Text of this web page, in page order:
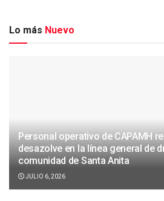
Lo más Nuevo
Personal operativo de CAPAMH
desazolve en la línea general de
comunidad de Santa Anita
JULIO 6, 2026